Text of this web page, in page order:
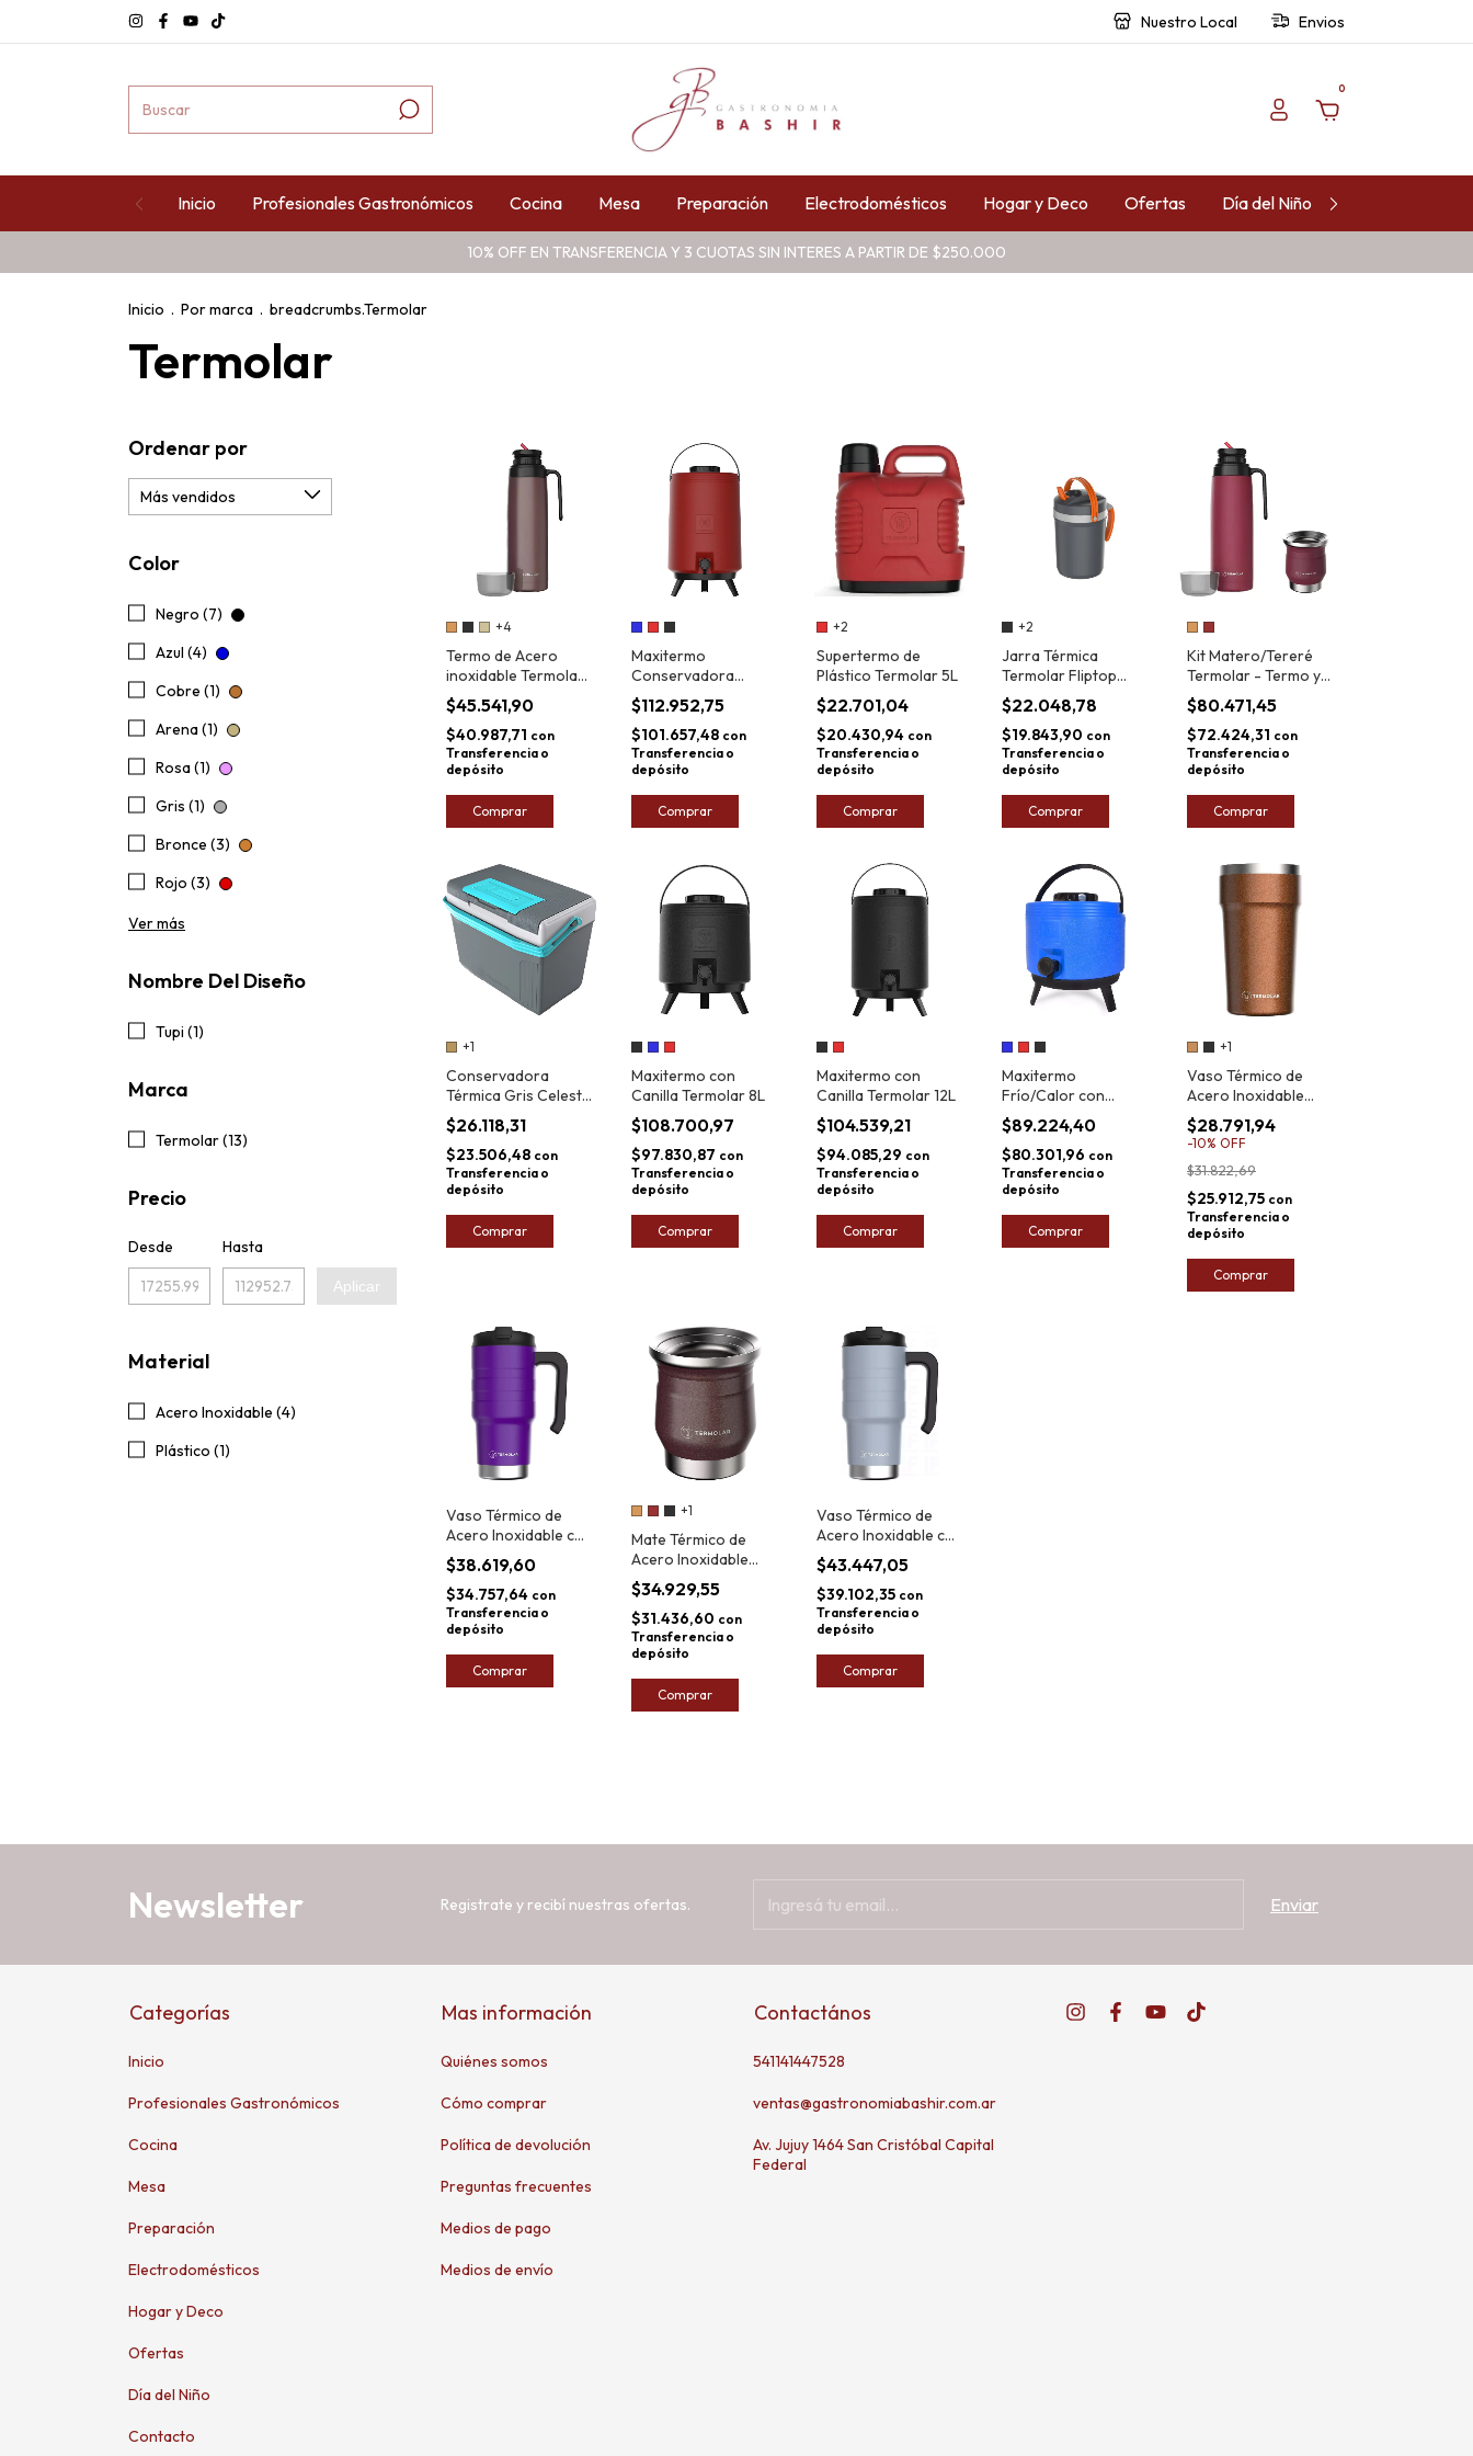
Nuestro Local Envios
0
Inicio Profesionales Gastronómicos Cocina Mesa Preparación Electrodomésticos Hogar y Deco Ofertas Día del Niño
10% OFF EN TRANSFERENCIA Y 3 CUOTAS SIN INTERES A PARTIR DE $250.000
Inicio . Por marca . breadcrumbs.Termolar
Termolar
Ordenar por
Color
Negro (7)
Azul (4)
Cobre (1)
Arena (1)
Rosa (1)
Gris (1)
Bronce (3)
Rojo (3)
Ver más
Nombre Del Diseño
Tupi (1)
Marca
Termolar (13)
Precio
Desde Hasta
Aplicar
Material
Acero Inoxidable (4)
Plástico (1)
+4
Termo de Acero
inoxidable Termolar
R-evolution 1L
$45.541,90
$40.987,71 con
Transferencia o
depósito
Comprar
Maxitermo
Conservadora
Frío/Calor con
Canilla Termolar 15L
$112.952,75
$101.657,48 con
Transferencia o
depósito
Comprar
+2
Supertermo de
Plástico Termolar 5L
$22.701,04
$20.430,94 con
Transferencia o
depósito
Comprar
+2
Jarra Térmica
Termolar Fliptop
Tereré 2,5L
$22.048,78
$19.843,90 con
Transferencia o
depósito
Comprar
Kit Matero/Tereré
Termolar - Termo y
Mate de Acero Inox
$80.471,45
$72.424,31 con
Transferencia o
depósito
Comprar
+1
Conservadora
Térmica Gris Celeste
Termolar 8L
$26.118,31
$23.506,48 con
Transferencia o
depósito
Comprar
Maxitermo con
Canilla Termolar 8L
$108.700,97
$97.830,87 con
Transferencia o
depósito
Comprar
Maxitermo con
Canilla Termolar 12L
$104.539,21
$94.085,29 con
Transferencia o
depósito
Comprar
Maxitermo
Frío/Calor con
Canilla Termolar 6L
$89.224,40
$80.301,96 con
Transferencia o
depósito
Comprar
+1
Vaso Térmico de
Acero Inoxidable
Termolar Pub 500ml
$28.791,94
-10% OFF
$31.822,69
$25.912,75 con
Transferencia o
depósito
Comprar
Vaso Térmico de
Acero Inoxidable con
Manija Termolar
Moove 590ml
$38.619,60
$34.757,64 con
Transferencia o
depósito
Comprar
+1
Mate Térmico de
Acero Inoxidable
Termolar 250ml
$34.929,55
$31.436,60 con
Transferencia o
depósito
Comprar
Vaso Térmico de
Acero Inoxidable con
Manija Termolar
Moove 590ml
$43.447,05
$39.102,35 con
Transferencia o
depósito
Comprar
Newsletter Registrate y recibí nuestras ofertas.
Categorías
Inicio
Profesionales Gastronómicos
Cocina
Mesa
Preparación
Electrodomésticos
Hogar y Deco
Ofertas
Día del Niño
Contacto
Mas información
Quiénes somos
Cómo comprar
Política de devolución
Preguntas frecuentes
Medios de pago
Medios de envío
Contactános
541141447528
ventas@gastronomiabashir.com.ar
Av. Jujuy 1464 San Cristóbal Capital
Federal